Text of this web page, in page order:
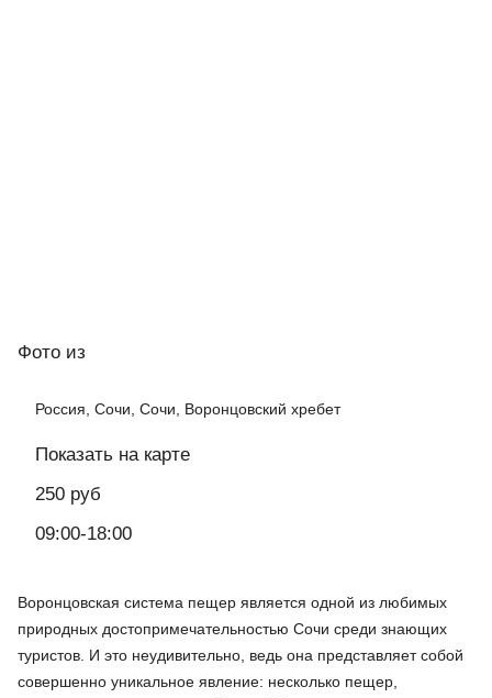
Фото из
Россия, Сочи, Сочи, Воронцовский хребет
Показать на карте
250 руб
09:00-18:00
Воронцовская система пещер является одной из любимых
природных достопримечательностью Сочи среди знающих
туристов. И это неудивительно, ведь она представляет собой
совершенно уникальное явление: несколько пещер,